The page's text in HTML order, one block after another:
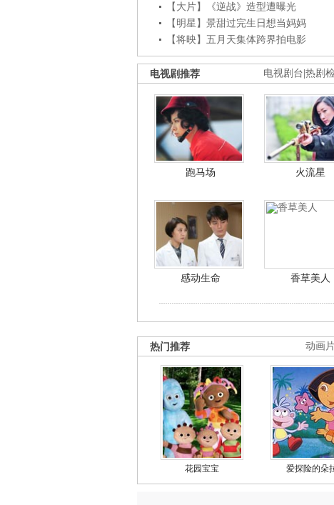
【大片】《逆战》造型遭曝光
【明星】景甜过完生日想当妈妈
【将映】五月天集体跨界拍电影
电视剧台 热剧
电视剧推荐
跑马场 火流星
感动生命 香草美人
动画
热门推荐
花园宝宝 爱探险的朵